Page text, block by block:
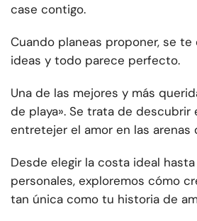
case contigo.
Cuando planeas proponer, se
ideas y todo parece perfecto.
Una de las mejores y más
de playa». Se trata de descubrir
entretejer el amor en las arenas
Desde elegir la costa ideal
personales, exploremos cómo
tan única como tu historia de